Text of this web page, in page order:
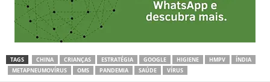
TAGS CHINA CRIANÇAS ESTRATÉGIA GOOGLE HIGIENE HMPV
ÍNDIA
METAPNEUMOVÍRUS
OMS PANDEMIA SAÚDE VÍRUS